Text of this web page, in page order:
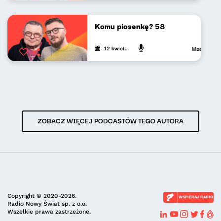
Komu piosenkę? 58
12 kwietnia 2024 Maciej
ZOBACZ WIĘCEJ PODCASTÓW TEGO AUTORA
Copyright © 2020-2026.
Radio Nowy Świat sp. z o.o.
Wszelkie prawa zastrzeżone.
WSPIERAJ RADIO